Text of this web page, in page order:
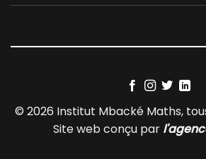
© 2026 Institut Mbacké Maths,
Site web conçu par